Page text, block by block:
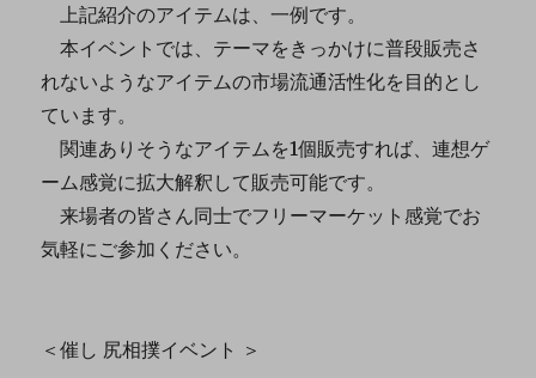
上記紹介のアイテムは、一例です。
本イベントでは、テーマをきっかけに普段販売さ
れないようなアイテムの市場流通活性化を目的とし
ています。
関連ありそうなアイテムを1個販売すれば、連想ゲ
ーム感覚に拡大解釈して販売可能です。
来場者の皆さん同士でフリーマーケット感覚でお
気軽にご参加ください。
＜催し 尻相撲イベント ＞